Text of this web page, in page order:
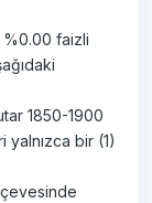
%0.00 faizli
1850-1900
yalnızca bir (1)